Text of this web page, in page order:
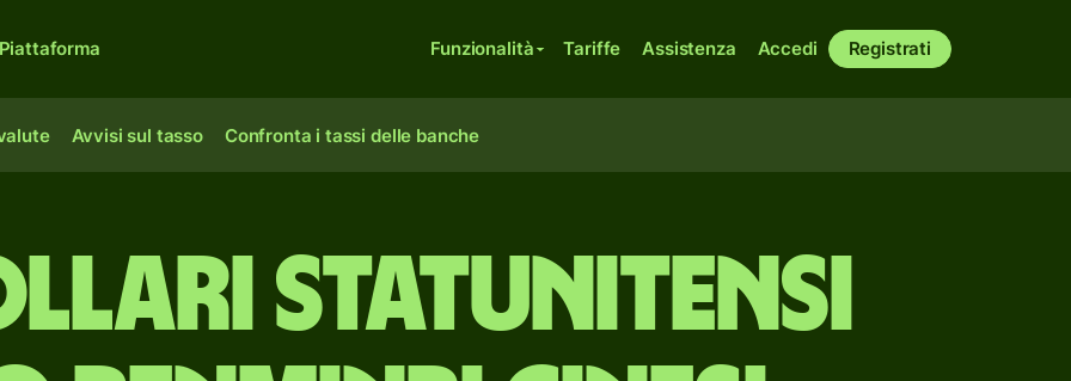
Funzionalità Tariffe Assistenza Accedi Registrati
Avvisi sul tasso Confronta i tassi delle banche
statunitensi